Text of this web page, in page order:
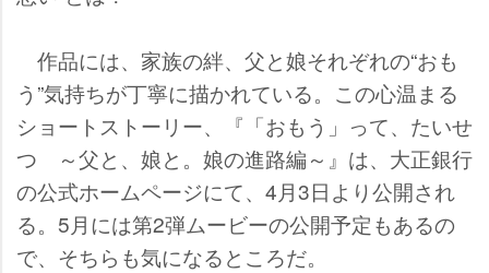
作品には、家族の絆、父と娘それぞれの“おも
う”気持ちが丁寧に描かれている。この心温まる
ショートストーリー、『「おもう」って、たいせ
つ ～父と、娘と。娘の進路編～』は、大正銀行
の公式ホームページにて、4月3日より公開され
る。5月には第2弾ムービーの公開予定もあるの
で、そちらも気になるところだ。